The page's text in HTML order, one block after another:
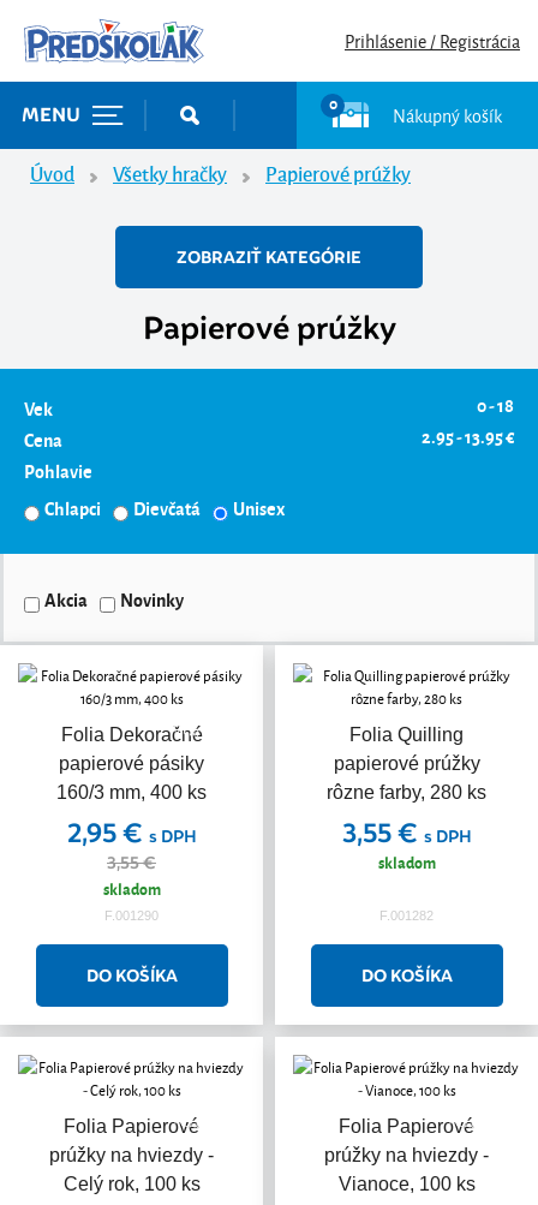
Prihlásenie / Registrácia
MENU 0 Nákupný košík
Úvod Všetky hračky Papierové prúžky
ZOBRAZIŤ KATEGÓRIE
Papierové prúžky
Vek
0 - 18
Cena
2.95 - 13.95 €
Pohlavie
Chlapci
Dievčatá Unisex
Akcia Novinky
Folia Dekoračné
papierové pásiky
160/3 mm, 400 ks
Akcia
2,95 € s DPH
3,55 €
skladom
F.001290
Folia Quilling
papierové prúžky
rôzne farby, 280 ks
3,55 € s DPH
skladom
F.001282
Folia Papierové
prúžky na hviezdy -
Celý rok, 100 ks
Akcia
Folia Papierové
prúžky na hviezdy -
Vianoce, 100 ks
Akcia